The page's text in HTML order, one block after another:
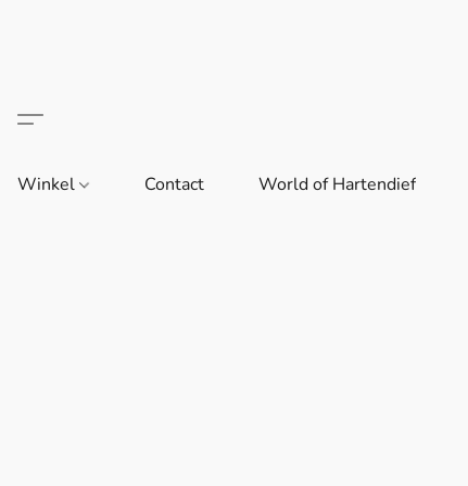
Winkel Contact World of Hartendief